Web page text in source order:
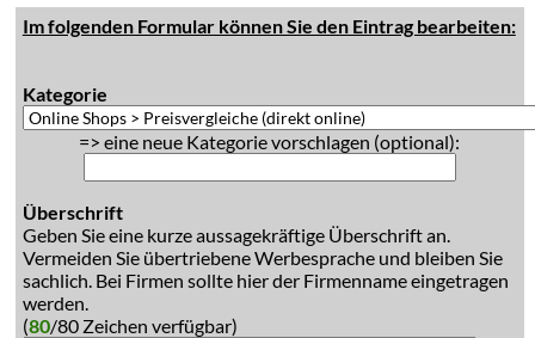
Im folgenden Formular können Sie den Eintrag bearbeiten:
Kategorie
=> eine neue Kategorie vorschlagen (optional):
Überschrift
Geben Sie eine kurze aussagekräftige Überschrift an.
Vermeiden Sie übertriebene Werbesprache und bleiben Sie
sachlich. Bei Firmen sollte hier der Firmenname eingetragen
werden.
(80/80 Zeichen verfügbar)